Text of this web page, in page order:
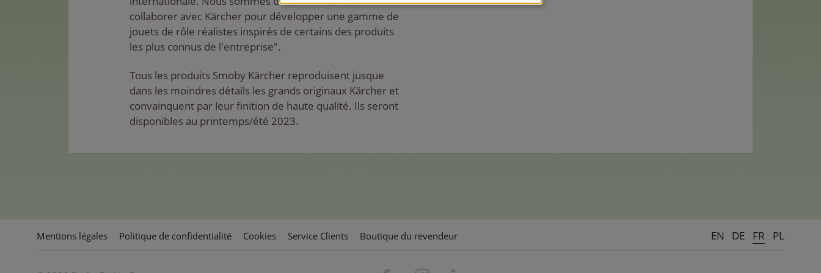
collaborer avec Kärcher pour développer une gamme de
jouets de rôle réalistes inspirés de certains des produits
les plus connus de l'entreprise".
Tous les produits Smoby Kärcher reproduisent jusque
dans les moindres détails les grands originaux Kärcher et
convainquent par leur finition de haute qualité. Ils seront
disponibles au printemps/été 2023.
Mentions légales Politique de confidentialité Cookies Service Clients Boutique du revendeur EN DE FR PL